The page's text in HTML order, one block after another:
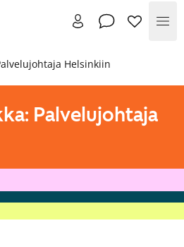
Helsinkiin
Palvelujohtaja